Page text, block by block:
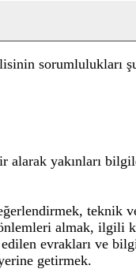
sorumlulukları
alarak yakınları
teknik
almak, ilgili
edilen evrakları ve
getirmek.